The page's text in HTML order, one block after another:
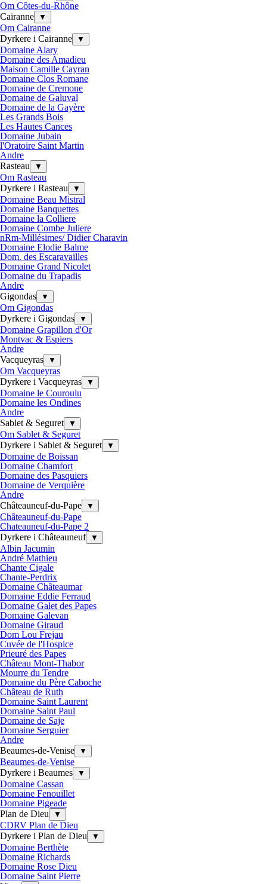
Om Côtes-du-Rhône
Cairanne
▼
Om Cairanne
Dyrkere i Cairanne
▼
Domaine Alary
Domaine des Amadieu
Maison Camille Cayran
Domaine Clos Romane
Domaine de Cremone
Domaine de Galuval
Domaine de la Gayère
Les Grands Bois
Les Hautes Cances
Domaine Jubain
l'Oratoire Saint Martin
Andre
Rasteau
▼
Om Rasteau
Dyrkere i Rasteau
▼
Domaine Beau Mistral
Domaine Banquettes
Domaine la Colliere
Domaine Combe Juliere
nRm-Millésimes/ Didier Charavin
Domaine Elodie Balme
Dom. des Escaravailles
Domaine Grand Nicolet
Domaine du Trapadis
Andre
Gigondas
▼
Om Gigondas
Dyrkere i Gigondas
▼
Domaine Grapillon d'Or
Montvac & Espiers
Andre
Vacqueyras
▼
Om Vacqueyras
Dyrkere i Vacqueyras
▼
Domaine le Couroulu
Domaine les Ondines
Andre
Sablet & Seguret
▼
Om Sablet & Seguret
Dyrkere i Sablet & Seguret
▼
Domaine de Boissan
Domaine Chamfort
Domaine des Pasquiers
Domaine de Verquière
Andre
Châteauneuf-du-Pape
▼
Châteauneuf-du-Pape
Chateauneuf-du-Pape 2
Dyrkere i Châteauneuf
▼
Albin Jacumin
André Mathieu
Chante Cigale
Chante-Perdrix
Domaine Châteaumar
Domaine Eddie Ferraud
Domaine Galet des Papes
Domaine Galevan
Domaine Giraud
Dom Lou Frejau
Cuvée de l'Hospice
Prieuré des Papes
Château Mont-Thabor
Mourre du Tendre
Domaine du Père Caboche
Château de Ruth
Domaine Saint Laurent
Domaine Saint Paul
Domaine de Saje
Domaine Serguier
Andre
Beaumes-de-Venise
▼
Beaumes-de-Venise
Dyrkere i Beaumes
▼
Domaine Cassan
Domaine Fenouillet
Domaine Pigeade
Plan de Dieu
▼
CDRV Plan de Dieu
Dyrkere i Plan de Dieu
▼
Domaine Berthète
Domaine Richards
Domaine Rose Dieu
Domaine Saint Pierre